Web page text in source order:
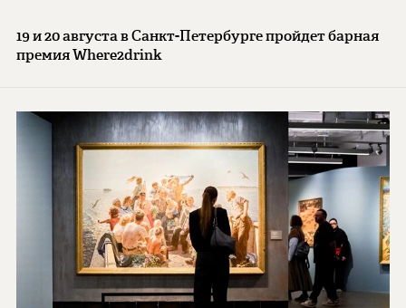
19 и 20 августа в Санкт-Петербурге пройдет барная
премия Where2drink